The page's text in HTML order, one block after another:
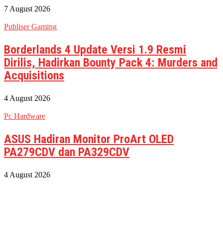
7 August 2026
Publiser Gaming
Borderlands 4 Update Versi 1.9 Resmi
Dirilis, Hadirkan Bounty Pack 4: Murders and
Acquisitions
4 August 2026
Pc Hardware
ASUS Hadiran Monitor ProArt OLED
PA279CDV dan PA329CDV
4 August 2026